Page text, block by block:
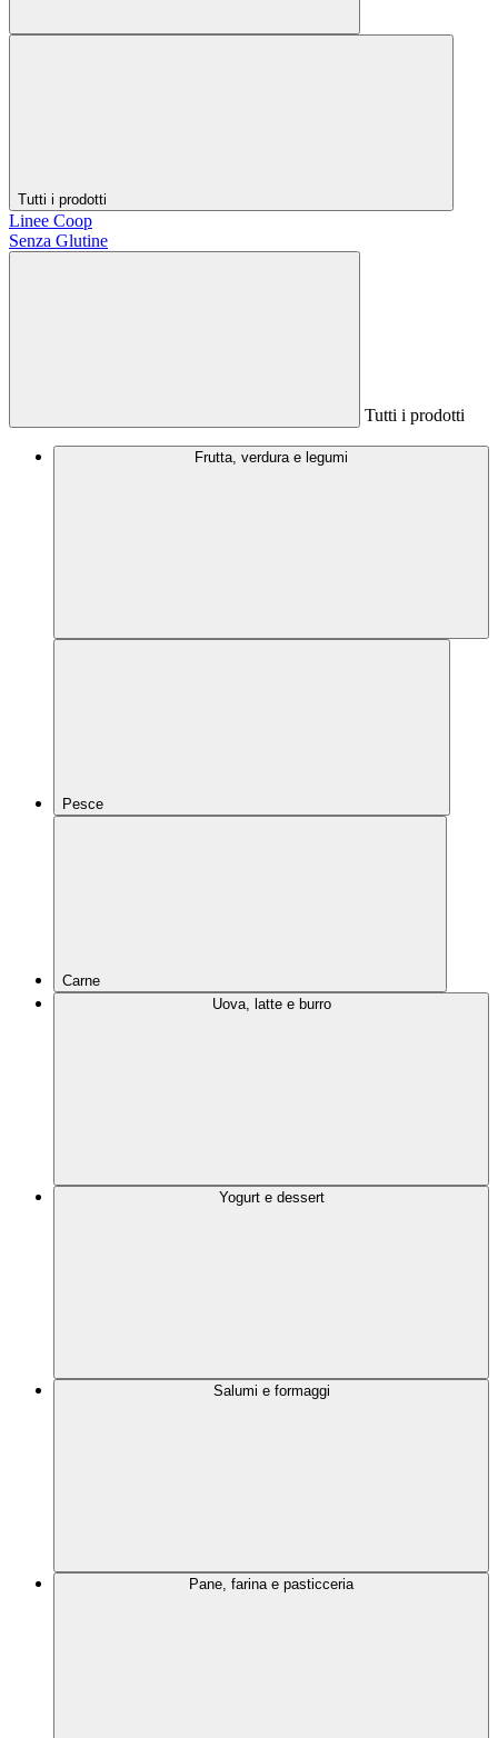
Tutti i prodotti
Linee Coop
Senza Glutine
Tutti i prodotti
Frutta, verdura e legumi
Pesce
Carne
Uova, latte e burro
Yogurt e dessert
Salumi e formaggi
Pane, farina e pasticceria